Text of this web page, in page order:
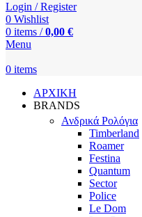
Login / Register
0 Wishlist
0 items / 0,00 €
Menu
0 items
ΑΡΧΙΚΗ
BRANDS
Ανδρικά Ρολόγια
Timberland
Roamer
Festina
Quantum
Sector
Police
Le Dom